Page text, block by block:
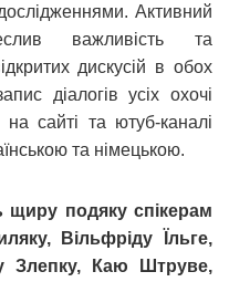
Активний
важливість та
дискусій в обох
діалогів усіх охочі
сайті та ютуб-каналі
та німецькою.
подяку спікерам
Вільфріду Їльге,
Злепку, Каю Штруве,